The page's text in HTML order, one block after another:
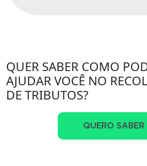
QUER SABER COMO
AJUDAR VOCÊ NO
DE TRIBUTOS?
QUERO SABER